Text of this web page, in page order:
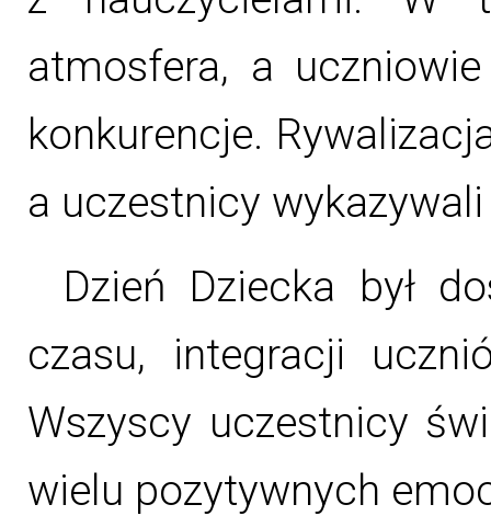
atmosfera, a
konkurencje.
a uczestnicy
Dzień Dziecka był
czasu, integracji
Wszyscy uczestnicy
wielu pozytywnych